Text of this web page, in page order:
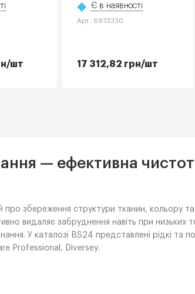
/шт
Є в наявності
Арт.: 6973330
17 312,82 грн/шт
— ефективна
збереження структури тканин, кольору та
видаляє забруднення навіть при низьких
У каталозі BS24 представлені рідкі та
Professional, Diversey.